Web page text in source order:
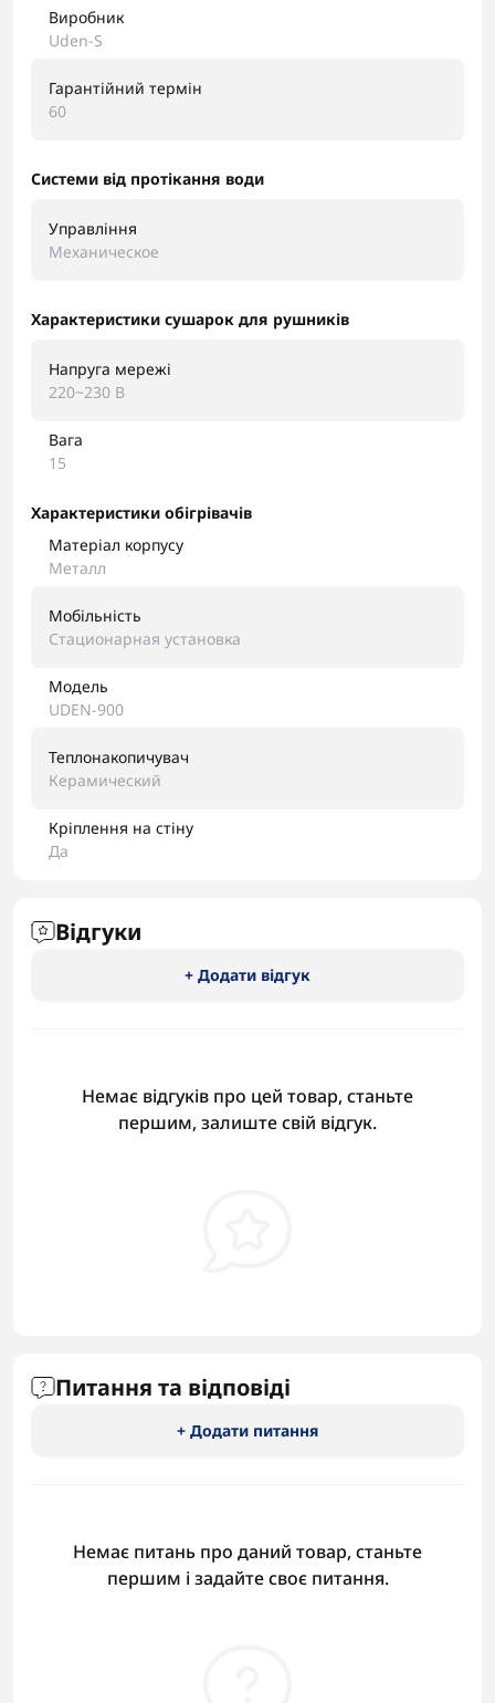
Виробник
Uden-S
Гарантійний термін
60
Системи від протікання води
Управління
Механическое
Характеристики сушарок для рушників
Напруга мережі
220~230 В
Вага
15
Характеристики обігрівачів
Матеріал корпусу
Металл
Мобільність
Стационарная установка
Модель
UDEN-900
Теплонакопичувач
Керамический
Кріплення на стіну
Да
Відгуки
+ Додати відгук
Немає відгуків про цей товар, станьте
першим, залиште свій відгук.
Питання та відповіді
+ Додати питання
Немає питань про даний товар, станьте
першим і задайте своє питання.